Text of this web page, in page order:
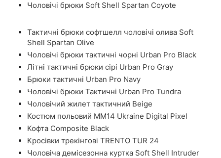
Чоловічі брюки Soft Shell Spartan Coyote
Тактичні брюки софтшелл чоловічі олива Soft
Shell Spartan Olive
Чоловічі брюки тактичні чорні Urban Pro Black
Літні тактичні брюки сірі Urban Pro Gray
Брюки тактичні Urban Pro Navy
Чоловічі брюки Тактичні Urban Pro Tundra
Чоловічий жилет тактичний Beige
Костюм польовий ММ14 Ukraine Digital Pixel
Кофта Composite Black
Кросівки трекінгові TRENTO TUR 24
Чоловіча демісезонна куртка Soft Shell Intruder